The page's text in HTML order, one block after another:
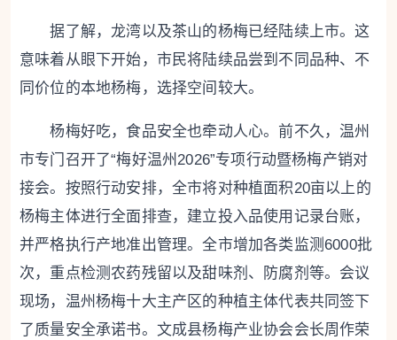
据了解，龙湾以及茶山的杨梅已经陆续上市。这
意味着从眼下开始，市民将陆续品尝到不同品种、不
同价位的本地杨梅，选择空间较大。
杨梅好吃，食品安全也牵动人心。前不久，温州
市专门召开了“梅好温州2026”专项行动暨杨梅产销对
接会。按照行动安排，全市将对种植面积20亩以上的
杨梅主体进行全面排查，建立投入品使用记录台账，
并严格执行产地准出管理。全市增加各类监测6000批
次，重点检测农药残留以及甜味剂、防腐剂等。会议
现场，温州杨梅十大主产区的种植主体代表共同签下
了质量安全承诺书。文成县杨梅产业协会会长周作荣